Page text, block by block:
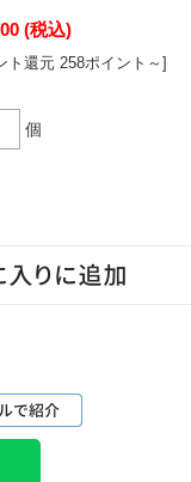
(税込)
ト還元 258ポイント～]
個